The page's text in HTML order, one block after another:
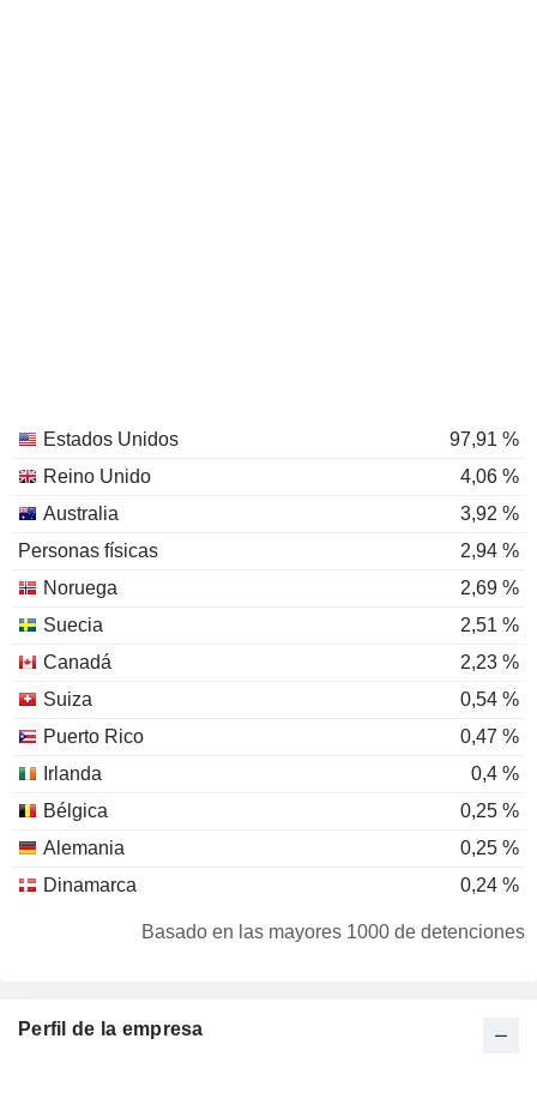
Estados Unidos
97,91 %
Reino Unido
4,06 %
Australia
3,92 %
Personas físicas
2,94 %
Noruega
2,69 %
Suecia
2,51 %
Canadá
2,23 %
Suiza
0,54 %
Puerto Rico
0,47 %
Irlanda
0,4 %
Bélgica
0,25 %
Alemania
0,25 %
Dinamarca
0,24 %
0,18 %
Francia
0,05 %
Basado en las mayores 1000 de detenciones
Perfil de la empresa